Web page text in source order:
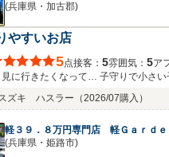
(兵庫県・加古郡)
やすいお店
5点接客： 5雰囲気： 5ア
に行きたくなって… 子守りで小さ
いました。 知り合いにもおすすめした
ズキ ハスラー （2026/07購入）
軽３９．８万円専門店 軽Ｇａｒｄ
(兵庫県・姫路市)